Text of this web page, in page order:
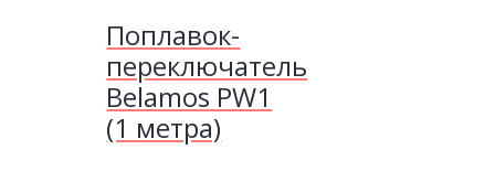
Поплавок-
переключатель
Belamos PW1
(1 метра)